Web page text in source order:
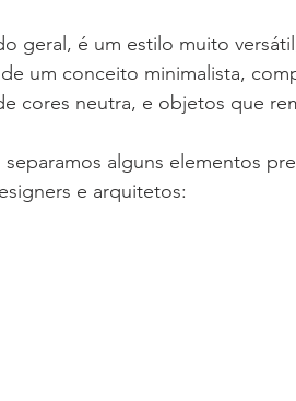
geral, é um estilo muito
de um conceito minimalista,
cores neutra, e objetos que
separamos alguns elementos
e arquitetos: